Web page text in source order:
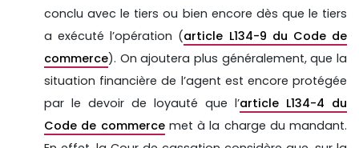
conclu avec le tiers ou bien encore dès que le tiers
a exécuté l’opération (article L134-9 du Code de
commerce). On ajoutera plus généralement, que la
situation financière de l’agent est encore protégée
par le devoir de loyauté que l’article L134-4 du
Code de commercemet à la charge du mandant.